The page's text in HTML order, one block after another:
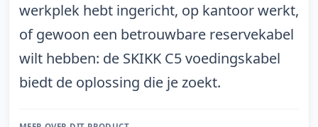
werkplek hebt ingericht, op kantoor werkt,
of gewoon een betrouwbare reservekabel
wilt hebben: de SKIKK C5 voedingskabel
biedt de oplossing die je zoekt.